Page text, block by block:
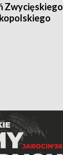
Zwycięskiego